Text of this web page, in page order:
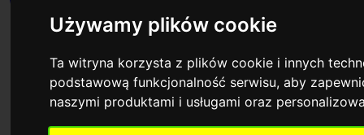
Używamy plików cookie
Ta witryna korzysta z plików cookie i innych
podstawową funkcjonalność serwisu,aby
naszymi produktami i usługami oraz